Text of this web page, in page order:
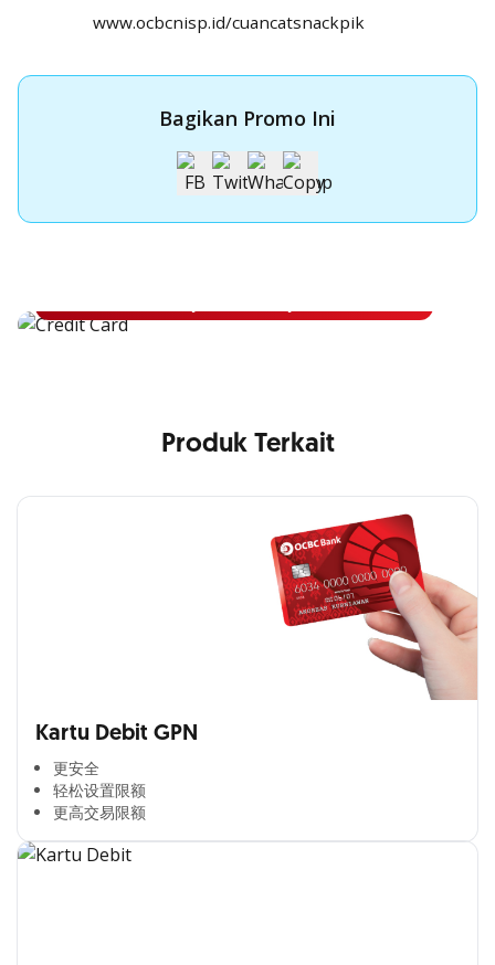
www.ocbcnisp.id/cuancatsnackpik
Bagikan Promo Ini
Apply Kartu Kredit OCBC NISP
Produk Terkait
Kartu Debit GPN
更安全​
轻松设置限额​
更高交易限额​